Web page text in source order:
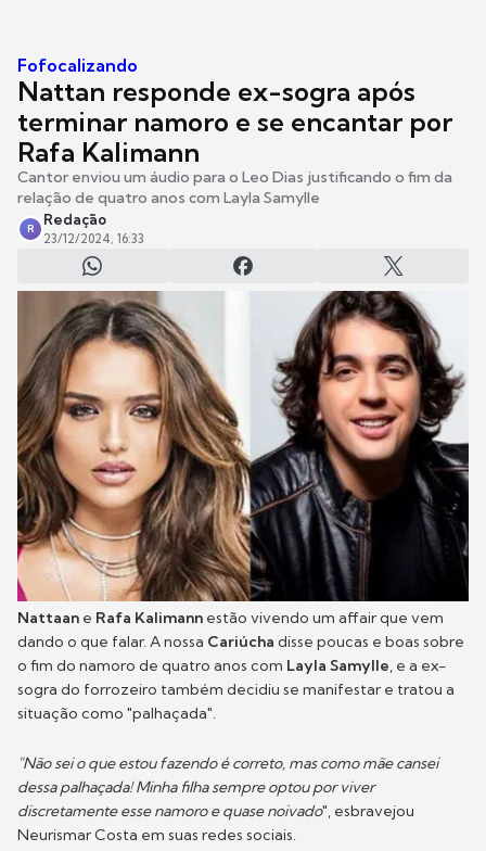
Fofocalizando
Nattan responde ex-sogra após
terminar namoro e se encantar por
Rafa Kalimann
Cantor enviou um áudio para o Leo Dias justificando o fim da
relação de quatro anos com Layla Samylle
R
Redação
23/12/2024, 16:33
Nattaan e Rafa Kalimann estão vivendo um affair que vem
dando o que falar. A nossa Cariúcha disse poucas e boas sobre
o fim do namoro de quatro anos com Layla Samylle, e a ex-
sogra do forrozeiro também decidiu se manifestar e tratou a
situação como "palhaçada".
"Não sei o que estou fazendo é correto, mas como mãe cansei
dessa palhaçada! Minha filha sempre optou por viver
discretamente esse namoro e quase noivado", esbravejou
Neurismar Costa em suas redes sociais.